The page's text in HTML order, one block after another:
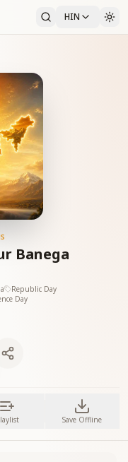
HIN
Banega
Republic Day
Day
Save Offline